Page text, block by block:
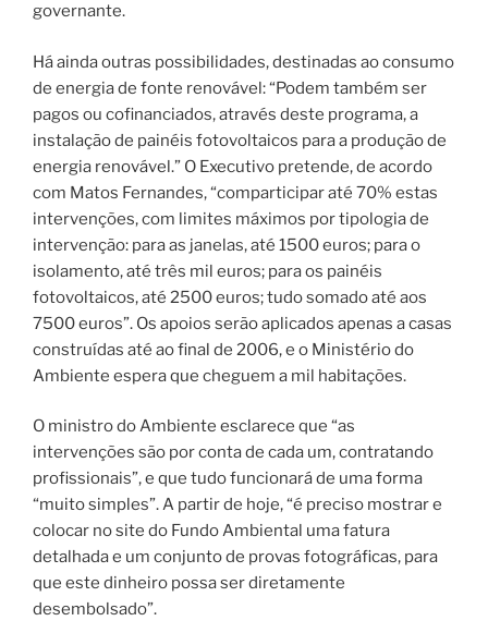
governante.
Há ainda outras possibilidades, destinadas ao consumo
de energia de fonte renovável: “Podem também ser
pagos ou cofinanciados, através deste programa, a
instalação de painéis fotovoltaicos para a produção de
energia renovável.” O Executivo pretende, de acordo
com Matos Fernandes, “comparticipar até 70% estas
intervenções, com limites máximos por tipologia de
intervenção: para as janelas, até 1500 euros; para o
isolamento, até três mil euros; para os painéis
fotovoltaicos, até 2500 euros; tudo somado até aos
7500 euros”. Os apoios serão aplicados apenas a casas
construídas até ao final de 2006, e o Ministério do
Ambiente espera que cheguem a mil habitações.
O ministro do Ambiente esclarece que “as
intervenções são por conta de cada um, contratando
profissionais”, e que tudo funcionará de uma forma
“muito simples”. A partir de hoje, “é preciso mostrar e
colocar no site do Fundo Ambiental uma fatura
detalhada e um conjunto de provas fotográficas, para
que este dinheiro possa ser diretamente
desembolsado”.